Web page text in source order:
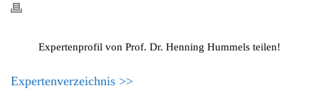
Expertenprofil von Prof. Dr. Henning Hummels teilen!
Expertenverzeichnis >>